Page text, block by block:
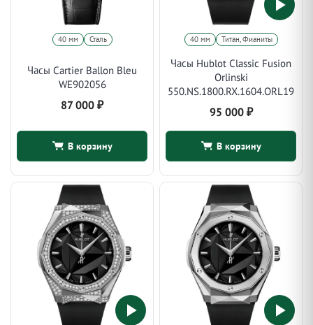
40 мм Сталь
Часы Cartier Ballon Bleu
WE902056
87 000 ₽
В корзину
40 мм Титан, Фианиты
Часы Hublot Classic Fusion
Orlinski
550.NS.1800.RX.1604.ORL19
95 000 ₽
В корзину